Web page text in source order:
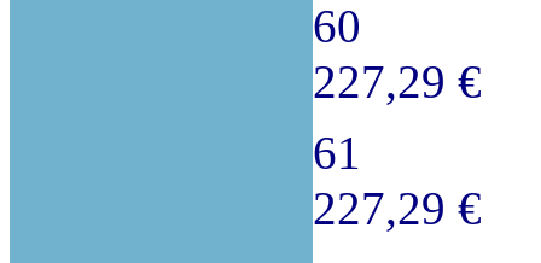
60
227,29 €
61
227,29 €